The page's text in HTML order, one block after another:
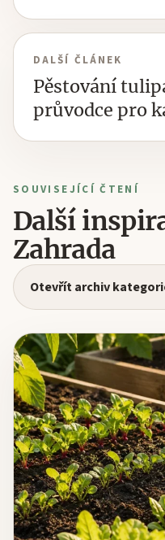
DALŠÍ ČLÁNEK
Pěstování
průvodce pro
SOUVISEJÍCÍ ČTENÍ
Další
Zahrada
Otevřít archiv